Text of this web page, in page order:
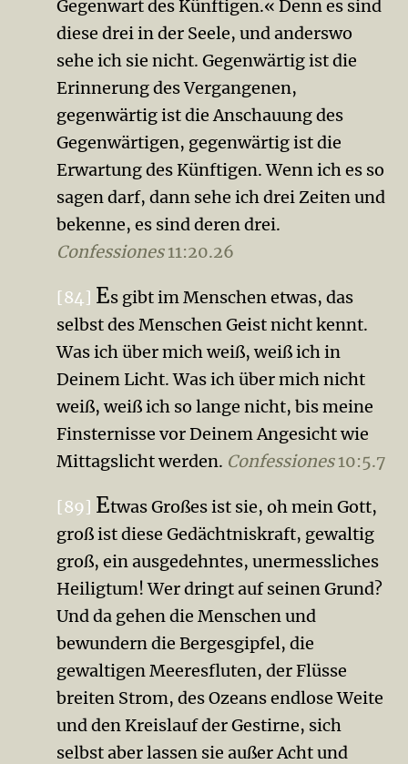
Gegen­wart des Künftigen.« Denn es sind
diese drei in der Seele, und anderswo
sehe ich sie nicht. Gegenwärtig ist die
Erinnerung des Vergangenen,
gegenwärtig ist die Anschau­ung des
Gegenwärtigen, gegenwärtig ist die
Erwartung des Künftigen. Wenn ich es so
sagen darf, dann sehe ich drei Zeiten und
bekenne, es sind deren drei.
Confessiones11:20.26
[84] Es gibt im Menschen etwas, das
selbst des Menschen Geist nicht kennt.
Was ich über mich weiß, weiß ich in
Deinem Licht. Was ich über mich nicht
weiß, weiß ich so lange nicht, bis meine
Finsternisse vor Deinem Angesicht wie
Mit­tagslicht werden. Confessiones10:5.7
[89] Etwas Großes ist sie, oh mein Gott,
groß ist diese Gedächt­niskraft, gewaltig
groß, ein ausgedehntes, unermessliches
Heiligtum! Wer dringt auf seinen Grund?
Und da gehen die Menschen und
bewundern die Bergesgipfel, die
gewaltigen Meeresfluten, der Flüsse
breiten Strom, des Ozeans endlose Weite
und den Kreislauf der Gestirne, sich
selbst aber lassen sie außer Acht und